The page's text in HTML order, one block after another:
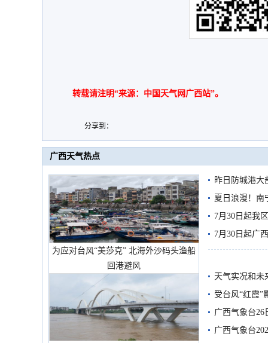
转载请注明“来源：中国天气网广西站”。
分享到：
广西天气热点
为应对台风“美莎克” 北海外沙码头渔船
回港避风
昨日防城港大
雨
夏日浪漫！南
7月30日起我
7月30日起广
天气实况和未
受台风“红霞”
有较强降雨
广西气象台26
广西气象台